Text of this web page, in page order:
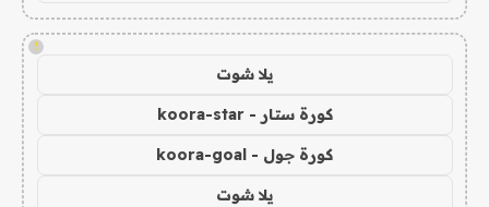
!
يلا شوت
كورة ستار - koora-star
كورة جول - koora-goal
يلا شوت